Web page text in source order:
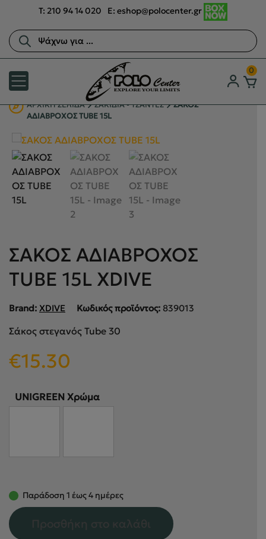
T: 210 94 14 020 E:eshop@polocenter.gr
0
Αναζήτηση
προϊόντων
ΑΡΧΙΚΉ ΣΕΛΊΔΑ ΣΑΚΙΔΙΑ - ΤΣΑΝΤΕΣ
ΣΑΚΟΣ
ΑΔΙΑΒΡΟΧΟΣ TUBE 15L
ΣΑΚΟΣ ΑΔΙΑΒΡΟΧΟΣ
TUBE 15L XDIVE
Brand: XDIVE Κωδικός προϊόντος: 839013
Σάκος στεγανός Tube 30
€15.30
UNIGREEN Χρώμα
Παράδοση 1 έως 4 ημέρες